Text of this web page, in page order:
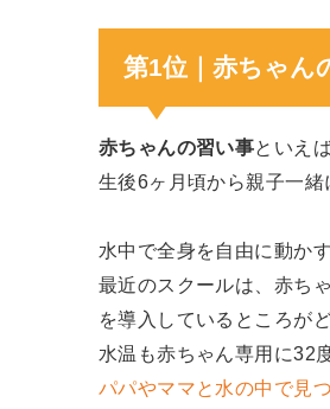
第1位｜赤ちゃん
赤ちゃんの習い事といえ
生後6ヶ月頃から親子一緒
水中で全身を自由に動かす
最近のスクールは、赤ち
を導入しているところが
水温も赤ちゃん専用に32
パパやママと水の中で見